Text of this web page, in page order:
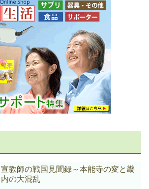
宣教師の戦国見聞録～本能寺の変と畿
内の大混乱